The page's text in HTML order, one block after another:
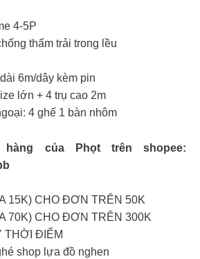
4-5P
thấm trải trong lều
6m/dây kèm pin
lớn + 4 trụ cao 2m
4 ghế 1 bàn nhôm
hàng của Phọt trên shopee:
15K) CHO ĐƠN TRÊN 50K
70K) CHO ĐƠN TRÊN 300K
THỜI ĐIỂM
shop lựa đồ nghen